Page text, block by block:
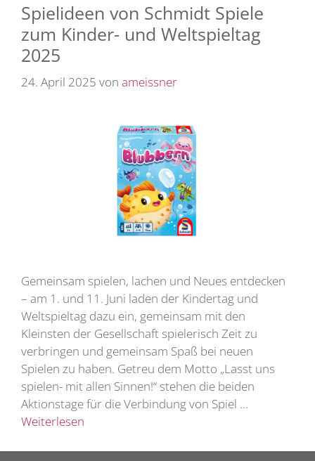
Spielideen von Schmidt Spiele
zum Kinder- und Weltspieltag
2025
24. April 2025 von ameissner
Gemeinsam spielen, lachen und Neues entdecken
– am 1. und 11. Juni laden der Kindertag und
Weltspieltag dazu ein, gemeinsam mit den
Kleinsten der Gesellschaft spielerisch Zeit zu
verbringen und gemeinsam Spaß bei neuen
Spielen zu haben. Getreu dem Motto „Lasst uns
spielen- mit allen Sinnen!“ stehen die beiden
Aktionstage für die Verbindung von Spiel …
Weiterlesen